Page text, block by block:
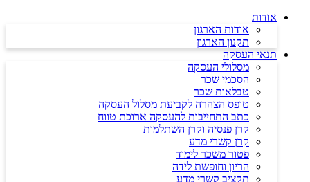
אודות
אודות הארגון
תקנון הארגון
תנאי העסקה
מסלולי העסקה
הסכמי שכר
טבלאות שכר
טופס הצהרה לקביעת מסלול העסקה
כתב התחייבות להעסקה ארוכת טווח
קרן פנסיה וקרן השתלמות
קרן קשרי מדע
פטור משכר לימוד
הריון וחופשת לידה
תקציב קשרי מדע